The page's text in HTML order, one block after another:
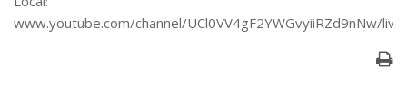
Serviços
www.youtube.com/channel/UCl0VV4gF2YWGvyiiRZd9nNw/live